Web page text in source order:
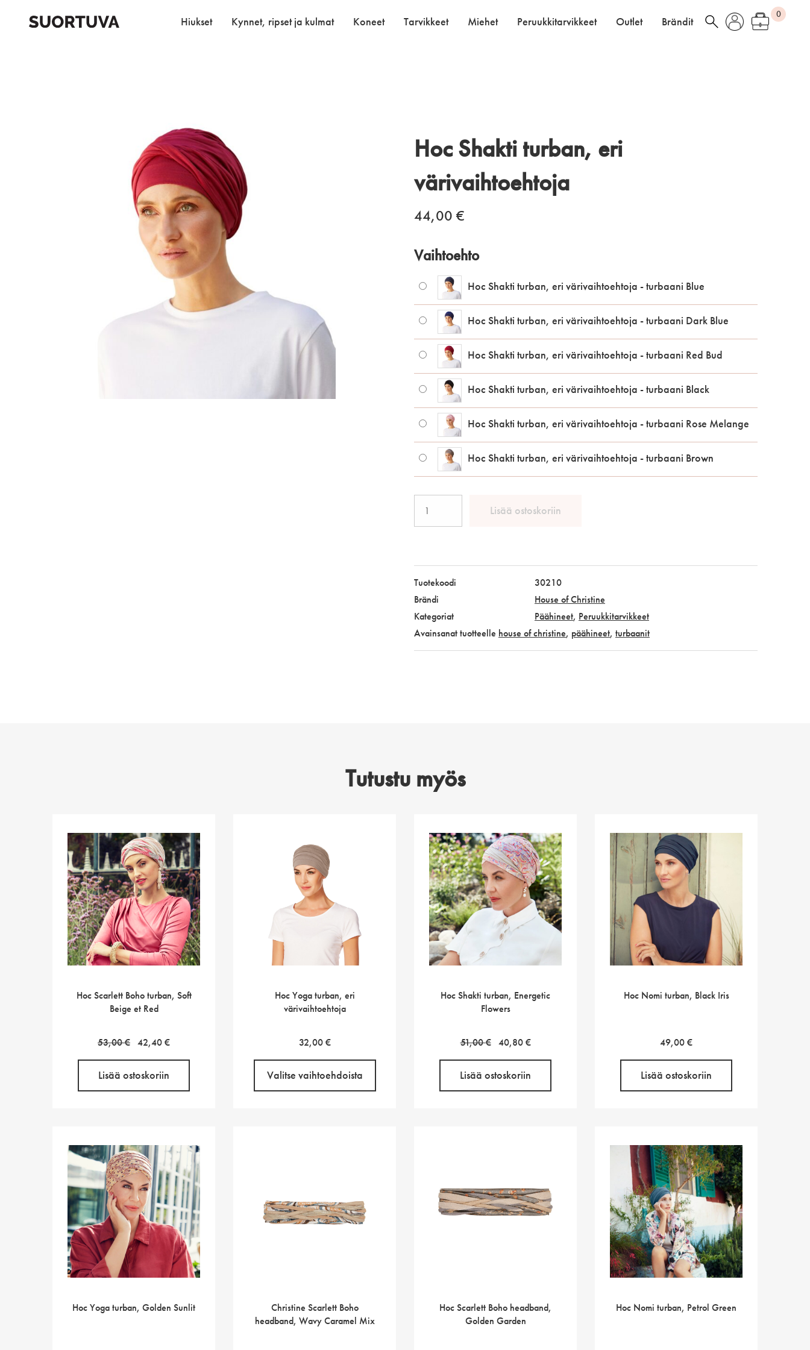
Hiukset Kynnet, ripset ja kulmat Koneet Tarvikkeet Miehet Peruukkitarvikkeet Outlet Brändit
0
Hoc Shakti turban, eri
värivaihtoehtoja
44,00 €
Vaihtoehto
Hoc Shakti turban, eri värivaihtoehtoja - turbaani Blue
Hoc Shakti turban, eri värivaihtoehtoja - turbaani Dark Blue
Hoc Shakti turban, eri värivaihtoehtoja - turbaani Red Bud
Hoc Shakti turban, eri värivaihtoehtoja - turbaani Black
Hoc Shakti turban, eri värivaihtoehtoja - turbaani Rose Melange
Hoc Shakti turban, eri värivaihtoehtoja - turbaani Brown
värivaihtoehtoja
määrä
Lisää ostoskoriin
Tuotekoodi
30210
Brändi
House of Christine
Kategoriat
Päähineet, Peruukkitarvikkeet
Avainsanat tuotteelle house of christine, päähineet, turbaanit
Tutustu myös
Hoc Scarlett Boho turban, Soft
Beige et Red
53,00€ Alkuperäinen
oli:
42,40€
Lisää ostoskoriin
Hoc Yoga turban, eri
värivaihtoehtoja
32,00€
Valitse vaihtoehdoista
Hoc Shakti turban, Energetic
Flowers
51,00€ Alkuperäinen
oli:
40,80€
Lisää ostoskoriin
Hoc Nomi turban, Black Iris
49,00€
Lisää ostoskoriin
Hoc Yoga turban, Golden Sunlit
Christine Scarlett Boho
headband, Wavy Caramel Mix
Hoc Scarlett Boho headband,
Golden Garden
Hoc Nomi turban, Petrol Green